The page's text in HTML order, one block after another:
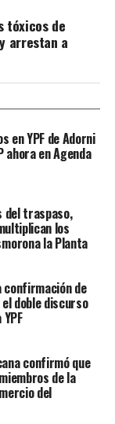
tóxicos de
arrestan a
en YPF de Adorni
ahora en Agenda
del traspaso,
los
la Planta
confirmación de
doble discurso
confirmó que
de la
del